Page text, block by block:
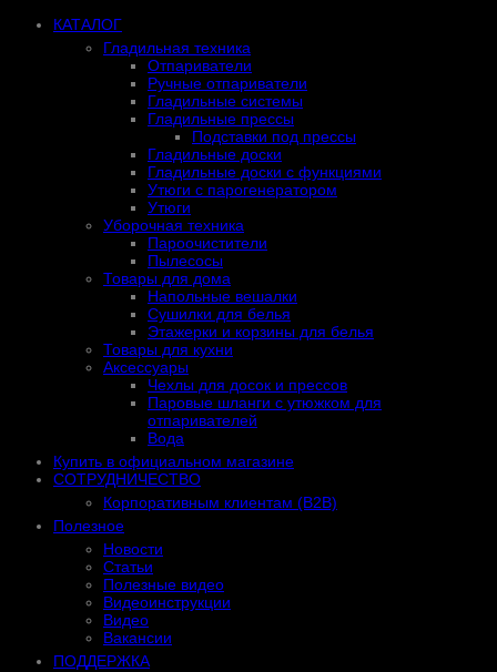
КАТАЛОГ
Гладильная техника
Отпариватели
Ручные отпариватели
Гладильные системы
Гладильные прессы
Подставки под прессы
Гладильные доски
Гладильные доски с функциями
Утюги с парогенератором
Утюги
Уборочная техника
Пароочистители
Пылесосы
Товары для дома
Напольные вешалки
Сушилки для белья
Этажерки и корзины для белья
Товары для кухни
Аксессуары
Чехлы для досок и прессов
Паровые шланги с утюжком для
отпаривателей
Вода
Купить в официальном магазине
СОТРУДНИЧЕСТВО
Корпоративным клиентам (B2B)
Полезное
Новости
Статьи
Полезные видео
Видеоинструкции
Видео
Вакансии
ПОДДЕРЖКА